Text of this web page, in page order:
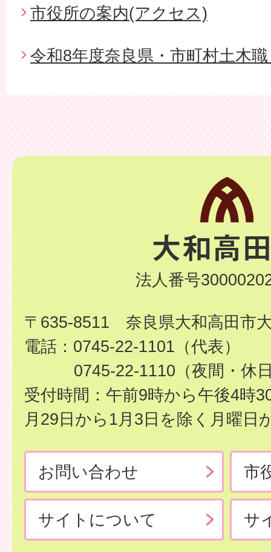
市役所の案内(アクセス)
令和8年度奈良県・市町村土木
法人番号
〒635-8511 奈良県大和高田市
電話：0745-22-1101（代表）
0745-22-1110（夜間・休
受付時間：午前9時から午後4時
月29日から1月3日を除く月曜日
お問い合わせ 市
サイトについて サ